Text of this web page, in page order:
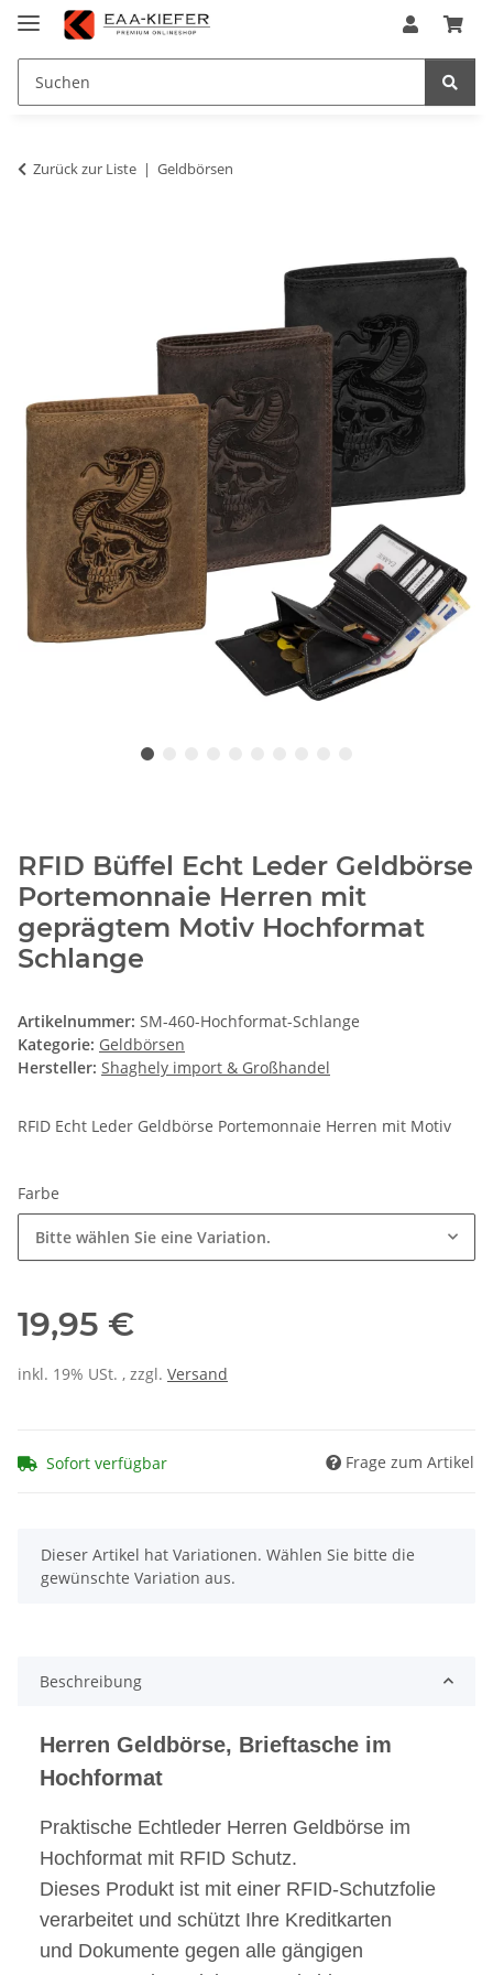
Zurück zur Liste Geldbörsen
RFID Büffel Echt Leder Geldbörse
Portemonnaie Herren mit
geprägtem Motiv Hochformat
Schlange
Artikelnummer: SM-460-Hochformat-Schlange
Kategorie: Geldbörsen
Hersteller: Shaghely import & Großhandel
RFID Echt Leder Geldbörse Portemonnaie Herren mit Motiv
Farbe
Bitte wählen Sie eine Variation.
19,95 €
inkl. 19% USt. , zzgl. Versand
Sofort verfügbar Frage zum Artikel
x
Dieser Artikel hat Variationen. Wählen Sie bitte die
gewünschte Variation aus.
Beschreibung
Herren Geldbörse, Brieftasche im
Hochformat
Praktische Echtleder Herren Geldbörse im
Hochformat mit RFID Schutz.
Dieses Produkt ist mit einer RFID-Schutzfolie
verarbeitet und schützt Ihre Kreditkarten
und Dokumente gegen alle gängigen